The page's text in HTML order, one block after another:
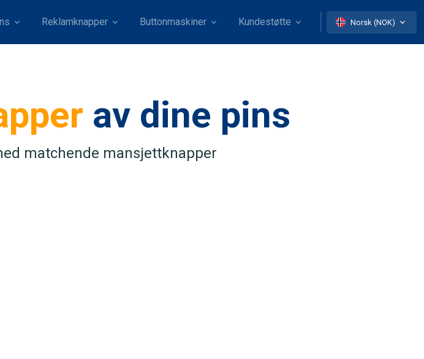
Reklamknapper Buttonmaskiner Kundestøtte Norsk (NOK)
av dine pins
matchende mansjettknapper